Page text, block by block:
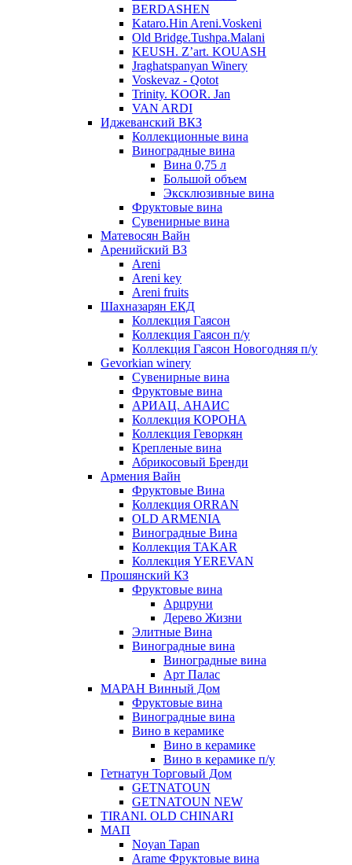
BERDASHEN
Kataro.Hin Areni.Voskeni
Old Bridge.Tushpa.Malani
KEUSH. Z’art. KOUASH
Jraghatspanyan Winery
Voskevaz - Qotot
Trinity. KOOR. Jan
VAN ARDI
Иджеванский ВКЗ
Коллекционные вина
Виноградные вина
Вина 0,75 л
Большой объем
Эксклюзивные вина
Фруктовые вина
Cувенирные вина
Матевосян Вайн
Аренийский ВЗ
Areni
Areni key
Areni fruits
Шахназарян ЕКД
Коллекция Гаясон
Коллекция Гаясон п/у
Коллекция Гаясон Новогодняя п/у
Gevorkian winery
Сувенирные вина
Фруктовые вина
АРИАЦ. АНАИС
Коллекция КОРОНА
Коллекция Геворкян
Крепленые вина
Абрикосовый Бренди
Армения Вайн
Фруктовые Вина
Коллекция ORRAN
OLD ARMENIA
Виноградные Вина
Коллекция TAKAR
Коллекция YEREVAN
Прошянский КЗ
Фруктовые вина
Арцруни
Дерево Жизни
Элитные Вина
Виноградные вина
Виноградные вина
Арт Палас
МАРАН Винный Дом
Фруктовые вина
Виноградные вина
Вино в керамике
Вино в керамике
Вино в керамике п/у
Гетнатун Торговый Дом
GETNATOUN
GETNATOUN NEW
TIRANI. OLD CHINARI
МАП
Noyan Tapan
Arame Фруктовые вина